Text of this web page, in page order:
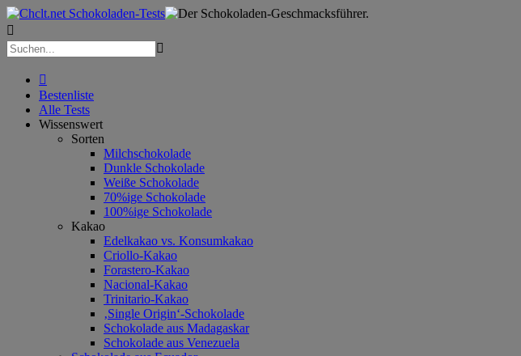



Bestenliste
Alle Tests
Wissenswert
Sorten
Milchschokolade
Dunkle Schokolade
Weiße Schokolade
70%ige Schokolade
100%ige Schokolade
Kakao
Edelkakao vs. Konsumkakao
Criollo-Kakao
Forastero-Kakao
Nacional-Kakao
Trinitario-Kakao
‚Single Origin‘-Schokolade
Schokolade aus Madagaskar
Schokolade aus Venezuela